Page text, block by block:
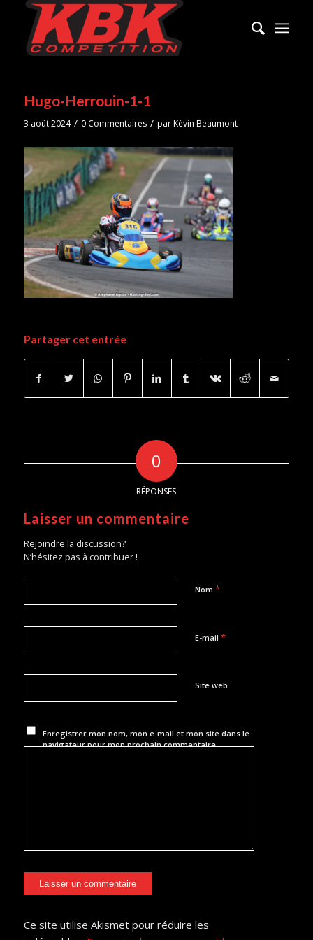
Hugo-Herrouin-1-1
3 août 2024 / 0 Commentaires / parKévin Beaumont
Partager cet entrée
0
RÉPONSES
Laisser un commentaire
Rejoindre la discussion?
N’hésitez pas à contribuer !
Nom *
E-mail *
Site web
Enregistrer mon nom, mon e-mail et mon site dans le
navigateur pour mon prochain commentaire.
Ce site utilise Akismet pour réduire les